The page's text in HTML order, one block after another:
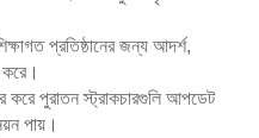
প্রতিষ্ঠানের জন্য আদর্শ,
করে।
করে পুরাতন স্ট্রাকচারগুলি আপডেট
পায়।